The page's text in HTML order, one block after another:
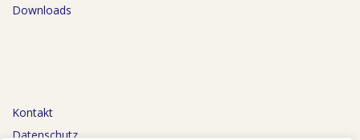
Downloads
Kontakt
Datenschutz